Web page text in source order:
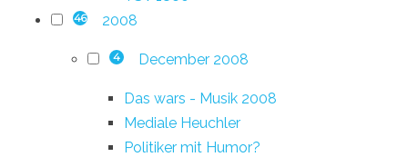
46 2008
4 December 2008
Das wars - Musik 2008
Mediale Heuchler
Politiker mit Humor?